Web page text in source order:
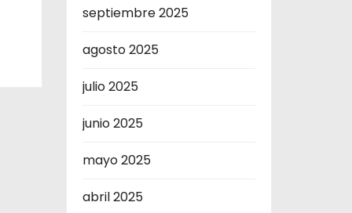
septiembre 2025
agosto 2025
julio 2025
junio 2025
mayo 2025
abril 2025